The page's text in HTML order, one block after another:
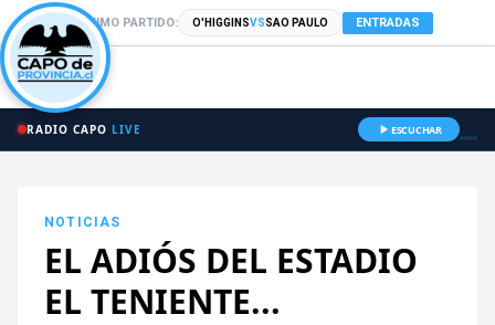
PRÓXIMO PARTIDO: O'HIGGINSVSSAO PAULO ENTRADAS
RADIO CAPO LIVE ESCUCHAR
NOTICIAS
EL ADIÓS DEL ESTADIO
EL TENIENTE...